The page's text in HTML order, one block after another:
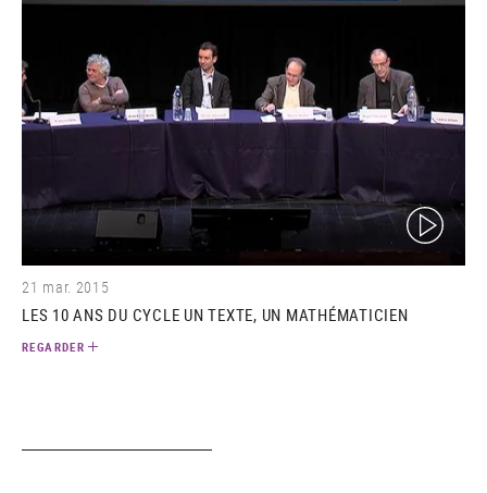
(video)
21 mar. 2015
LES 10 ANS DU CYCLE UN TEXTE, UN MATHÉMATICIEN
REGARDER